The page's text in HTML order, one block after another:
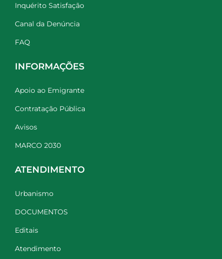
Inquérito Satisfação
Canal da Denúncia
FAQ
INFORMAÇÕES
Apoio ao Emigrante
Contratação Pública
Avisos
MARCO 2030
ATENDIMENTO
Urbanismo
DOCUMENTOS
Editais
Atendimento